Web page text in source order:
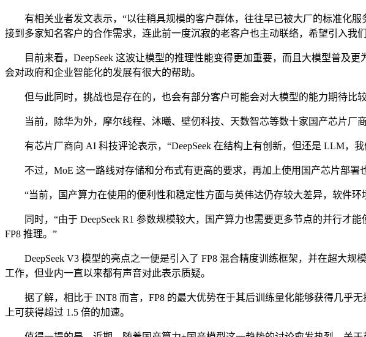
有相关业者发文表示，“以往稍具规模的客户群体，往往早已被大厂的标准化服
接到多家知名客户的合作需求，连此前一度沉寂的老客户也主动联络，希望引入我们
目前来看，DeepSeek 这波让模型的推理性能变得更加重要，而且大模型普及更
会对政府和企业智能化的发展有很大的帮助。
但与此同时，挑战也是存在的，也会有部分客户可能会对大模型的能力期待比
当前，除华为外，摩尔线程、沐曦、壁仞科技、天数智芯等数十家国产芯片厂商
有芯片厂商向 AI 科技评论表示，“DeepSeek 在结构上有创新，但还是 LLM，我
不过，MoE 这一路线对存储和分布式有更高的要求，再加上使用国产芯片部署
“当前，国产算力在使用的便利性和稳定性方面与英伟达仍存较大差异，软件环
同时，“由于 DeepSeek R1 参数规模较大，国产算力也需要更多节点的并行才能
FP8 推理。”
DeepSeek V3 模型的亮点之一便是引入了 FP8 混合精度训练框架，并在超大规
工作，但业内一直以来都有声音对此表示质疑。
据了解，相比于 INT8 而言，FP8 的最大优势在于其后训练量化能够获得几乎无
上可获得超过 1.5 倍的加速。